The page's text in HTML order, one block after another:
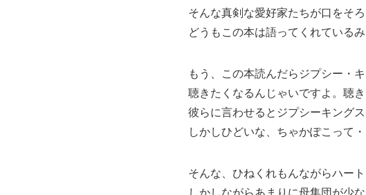
そんな真剣な愛好家たちが口をそ
どうもこの本は語ってくれているみ
もう、この本読んだらジプシー・
聴きたくなるんじゃいですよ。聴
彼らに言わせるとジプシーキング
しかしひどいな、ちゃかぽこって・
そんな、ひねくれもんながらハー
しかしながらあまりに母集団が少